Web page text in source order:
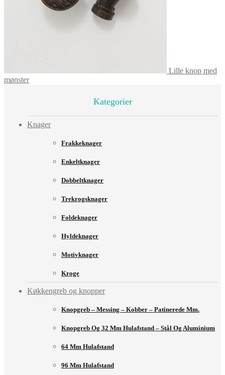
Lille knop med
mønster
Kategorier
Knager
Frakkeknager
Enkeltknager
Dobbeltknager
Trekrogsknager
Foldeknager
Hyldeknager
Motivknager
Kroge
Køkkengreb og knopper
Knopgreb – Messing – Kobber – Patinerede Mm.
Knopgreb Og 32 Mm Hulafstand – Stål Og Aluminium
64 Mm Hulafstand
96 Mm Hulafstand